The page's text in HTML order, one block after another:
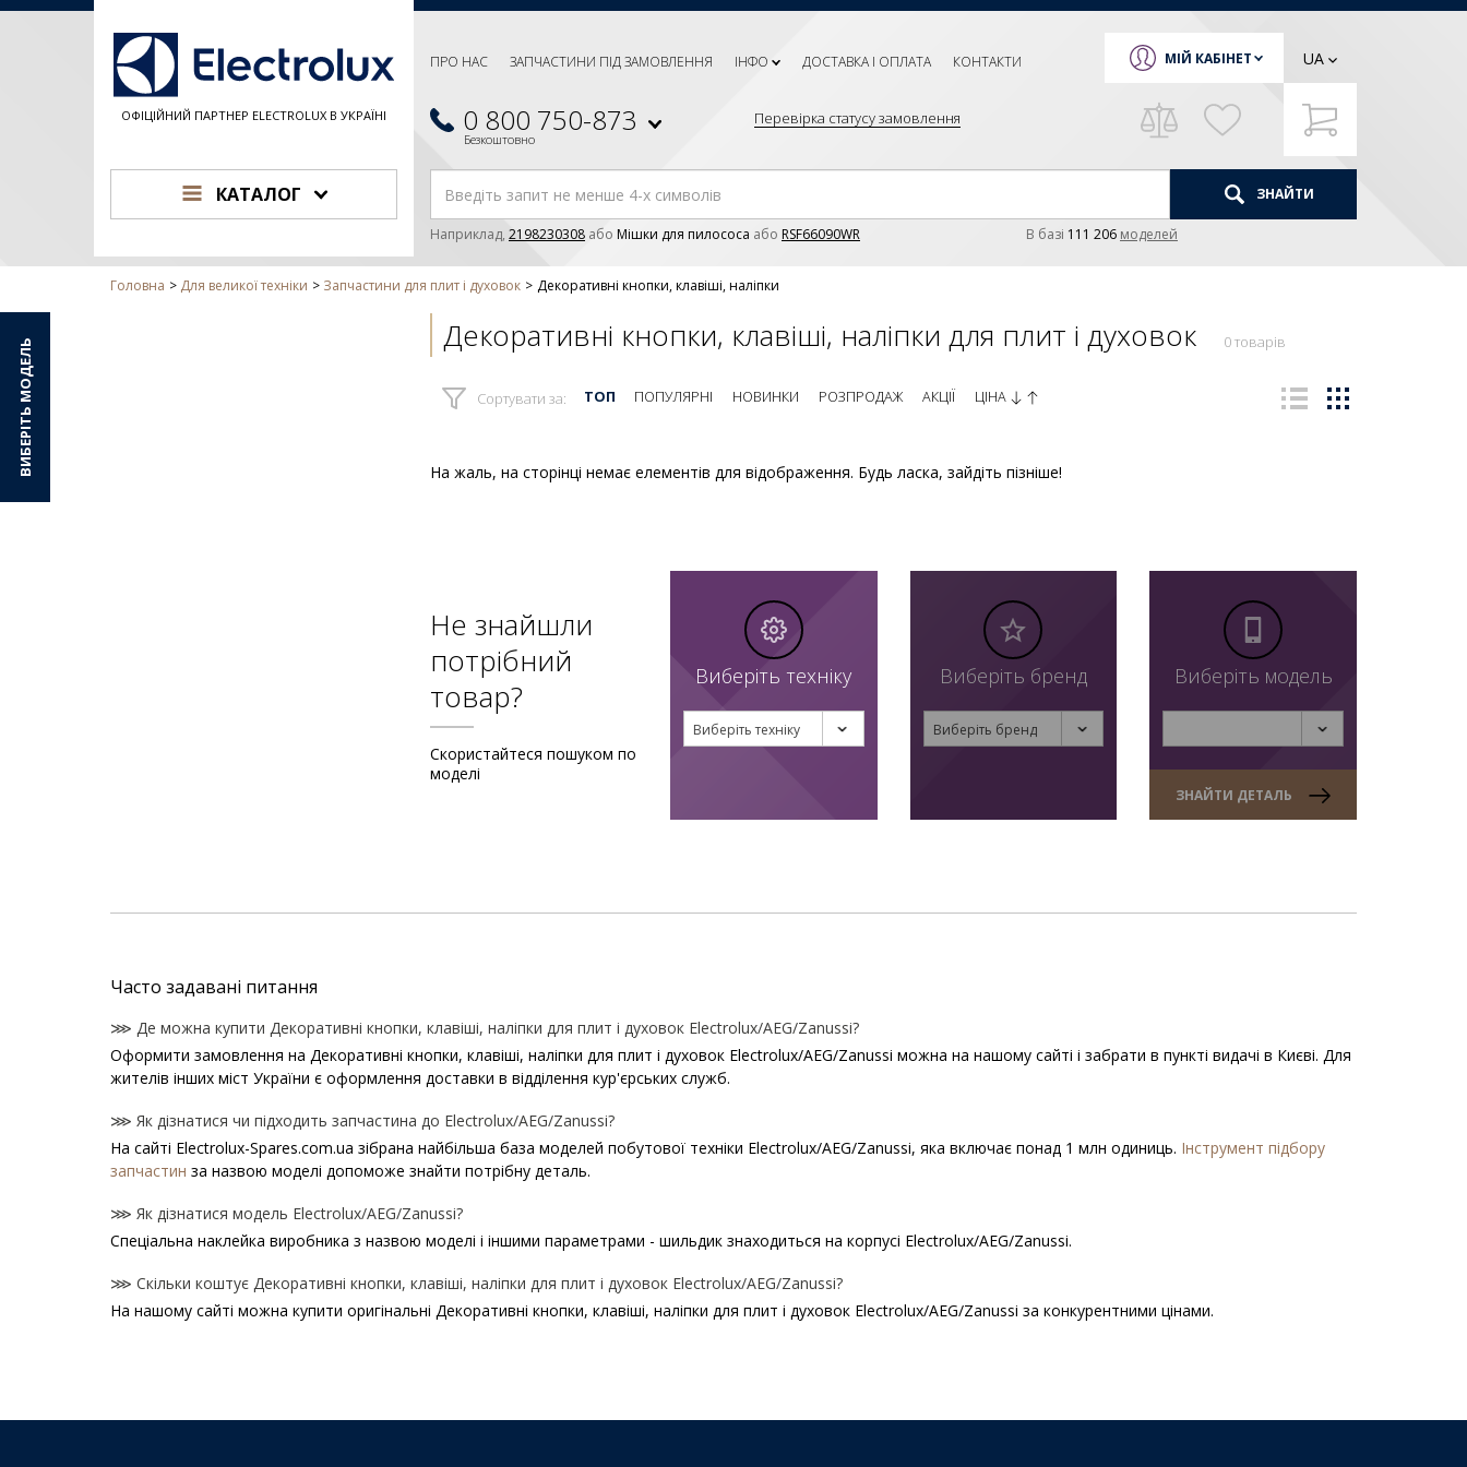
ОФІЦІЙНИЙ ПАРТНЕР ELECTROLUX В УКРАЇНІ
ПРО НАС ЗАПЧАСТИНИ ПІД ЗАМОВЛЕННЯ ІНФО ДОСТАВКА І ОПЛАТА КОНТАКТИ
0 800 750-873
Безкоштовно
Перевірка статусу замовлення
МІЙ КАБІНЕТ UA
КАТАЛОГ ЗНАЙТИ
Наприклад, 2198230308 або Мішки для пилососа або RSF66090WR В базi 111 206 моделей
Головна Для великої техніки Запчастини для плит і духовок Декоративні кнопки, клавіші, наліпки
Декоративні кнопки, клавіші, наліпки для плит і духовок 0 товарів
Сортувати за: ТОП ПОПУЛЯРНІ НОВИНКИ РОЗПРОДАЖ АКЦІЇ ЦІНА
На жаль, на сторінці немає елементів для відображення. Будь ласка, зайдіть пізніше!
Не знайшли
потрібний
товар?
Скористайтеся пошуком по
моделі
Виберіть техніку
Виберіть техніку
Виберіть бренд
Виберіть бренд
Виберіть модель
ЗНАЙТИ ДЕТАЛЬ
Часто задавані питання
⋙ Де можна купити Декоративні кнопки, клавіші, наліпки для плит і духовок Electrolux/AEG/Zanussi?
Оформити замовлення на Декоративні кнопки, клавіші, наліпки для плит і духовок Electrolux/AEG/Zanussi можна на нашому сайті і забрати в пункті видачі в Києві. Для
жителів інших міст України є оформлення доставки в відділення кур'єрських служб.
⋙ Як дізнатися чи підходить запчастина до Electrolux/AEG/Zanussi?
На сайті Electrolux-Spares.com.ua зібрана найбільша база моделей побутової техніки Electrolux/AEG/Zanussi, яка включає понад 1 млн одиниць. Інструмент підбору
запчастин за назвою моделі допоможе знайти потрібну деталь.
⋙ Як дізнатися модель Electrolux/AEG/Zanussi?
Спеціальна наклейка виробника з назвою моделі і іншими параметрами - шильдик знаходиться на корпусі Electrolux/AEG/Zanussi.
⋙ Скільки коштує Декоративні кнопки, клавіші, наліпки для плит і духовок Electrolux/AEG/Zanussi?
На нашому сайті можна купити оригінальні Декоративні кнопки, клавіші, наліпки для плит і духовок Electrolux/AEG/Zanussi за конкурентними цінами.
ВИБЕРІТЬ МОДЕЛЬ